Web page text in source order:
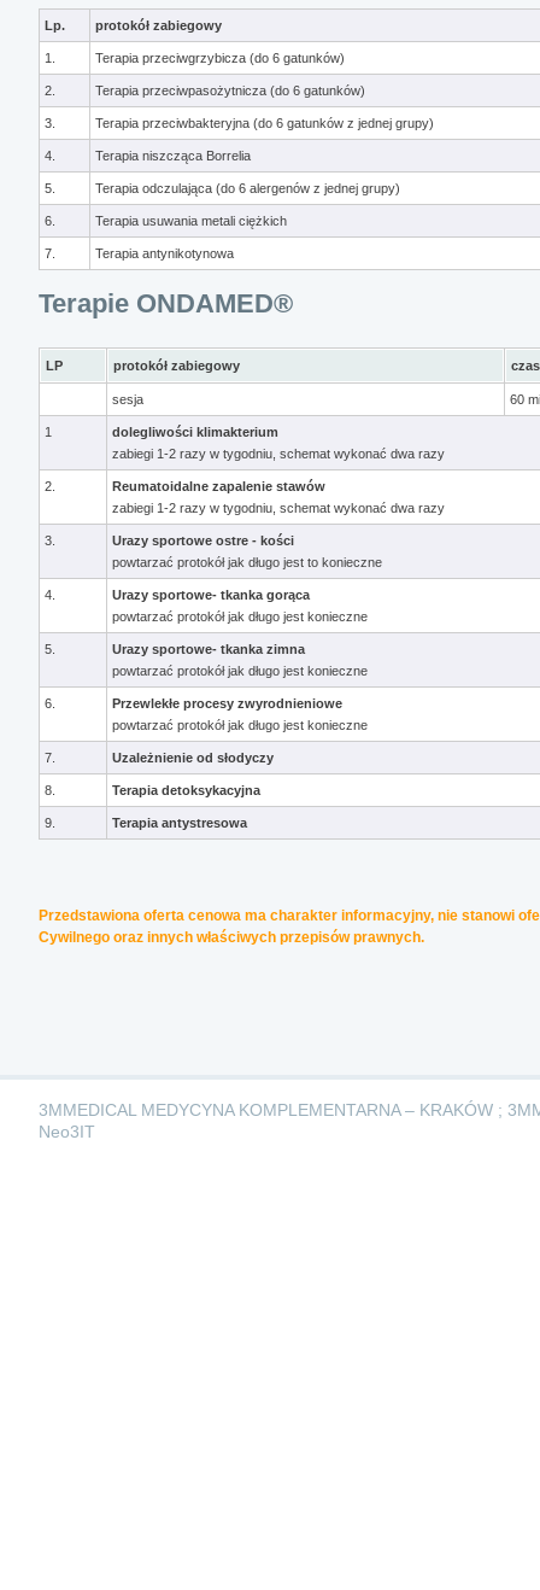
Lp. protokół zabiegowy
1. Terapia przeciwgrzybicza (do 6 gatunków)
2. Terapia przeciwpasożytnicza (do 6 gatunków)
3. Terapia przeciwbakteryjna (do 6 gatunków z jednej grupy)
4. Terapia niszcząca Borrelia
5. Terapia odczulająca (do 6 alergenów z jednej grupy)
6. Terapia usuwania metali ciężkich
7. Terapia antynikotynowa
Terapie ONDAMED®
LP protokół zabiegowy czas
sesja 60
1
dolegliwości klimakterium
zabiegi 1-2 razy w tygodniu, schemat wykonać dwa razy
2.
Reumatoidalne zapalenie stawów
zabiegi 1-2 razy w tygodniu, schemat wykonać dwa razy
3.
Urazy sportowe ostre - kości
powtarzać protokół jak długo jest to konieczne
4.
Urazy sportowe- tkanka gorąca
powtarzać protokół jak długo jest konieczne
5.
Urazy sportowe- tkanka zimna
powtarzać protokół jak długo jest konieczne
6.
Przewlekłe procesy zwyrodnieniowe
powtarzać protokół jak długo jest konieczne
7. Uzależnienie od słodyczy
8. Terapia detoksykacyjna
9. Terapia antystresowa
Przedstawiona oferta cenowa ma charakter informacyjny, nie stanowi
Cywilnego oraz innych właściwych przepisów prawnych.
3MMEDICAL MEDYCYNA KOMPLEMENTARNA – KRAKÓW ;
Neo3IT